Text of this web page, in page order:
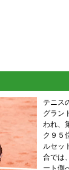
テニス
グラン
われ、
ク９５
ルセッ
合では
ート側